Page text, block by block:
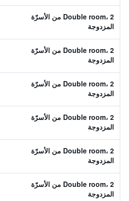
Double room، 2 من الأسرّة
المزدوجة
Double room، 2 من الأسرّة
المزدوجة
Double room، 2 من الأسرّة
المزدوجة
Double room، 2 من الأسرّة
المزدوجة
Double room، 2 من الأسرّة
المزدوجة
Double room، 2 من الأسرّة
المزدوجة